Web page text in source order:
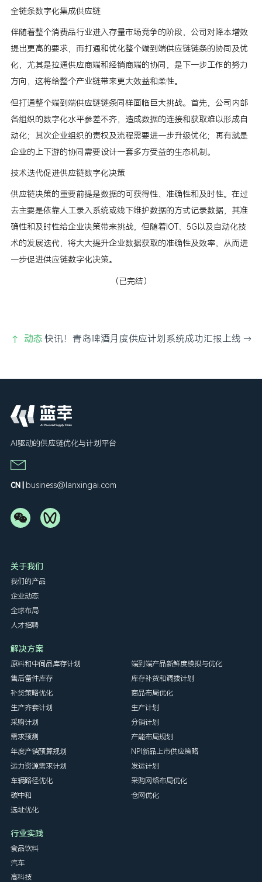
全链条数字化集成供应链
伴随着整个消费品行业进入存量市场竞争的阶段，公司对降本增效
提出更高的要求，而打通和优化整个端到端供应链链条的协同及优
化，尤其是拉通供应商端和经销商端的协同，是下一步工作的努力
方向，这将给整个产业链带来更大效益和柔性。
但打通整个端到端供应链链条同样面临巨大挑战。首先，公司内部
各组织的数字化水平参差不齐，造成数据的连接和获取难以形成自
动化；其次企业组织的责权及流程需要进一步升级优化；再有就是
企业的上下游的协同需要设计一套多方受益的生态机制。
技术迭代促进供应链数字化决策
供应链决策的重要前提是数据的可获得性、准确性和及时性。在过
去主要是依靠人工录入系统或线下维护数据的方式记录数据，其准
确性和及时性给企业决策带来挑战，但随着IOT、5G以及自动化技
术的发展迭代，将大大提升企业数据获取的准确性及效率，从而进
一步促进供应链数字化决策。
（已完结）
→ 动态 快讯！青岛啤酒月度供应计划系统成功汇报上线 →
AI驱动的供应链优化与计划平台
CN | business@lanxingai.com
关于我们
我们的产品
企业动态
全球布局
人才招聘
解决方案
原料和中间品库存计划
端到端产品新鲜度模拟与优化
售后备件库存
库存补货和调拨计划
补货策略优化
商品布局优化
生产齐套计划
生产计划
采购计划
分销计划
需求预测
产能布局规划
年度产销预算规划
NPI新品上市供应策略
运力资源需求计划
发运计划
车辆路径优化
采购网络布局优化
碳中和
仓网优化
选址优化
行业实践
食品饮料
汽车
高科技